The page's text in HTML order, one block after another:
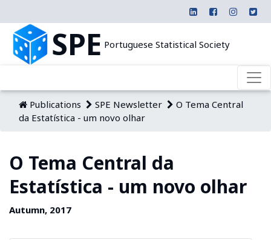
SPE Portuguese Statistical Society
Publications SPE Newsletter
O Tema Central
da Estatística - um novo olhar
O Tema Central da
Estatística - um novo olhar
Autumn, 2017